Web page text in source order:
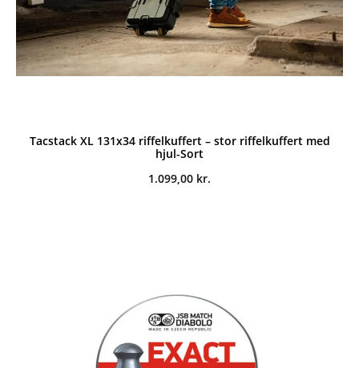
Tacstack XL 131x34 riffelkuffert – stor riffelkuffert med
hjul-Sort
1.099,00 kr.